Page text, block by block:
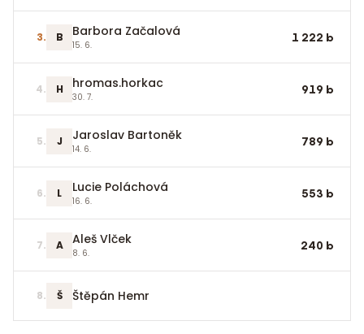
3. B Barbora Začalová
15. 6.
1 222 b
4. H hromas.horkac
30. 7.
919 b
5. J Jaroslav Bartoněk
14. 6.
789 b
6. L Lucie Poláchová
16. 6.
553 b
7. A Aleš Vlček
8. 6.
240 b
8. Š Štěpán Hemr